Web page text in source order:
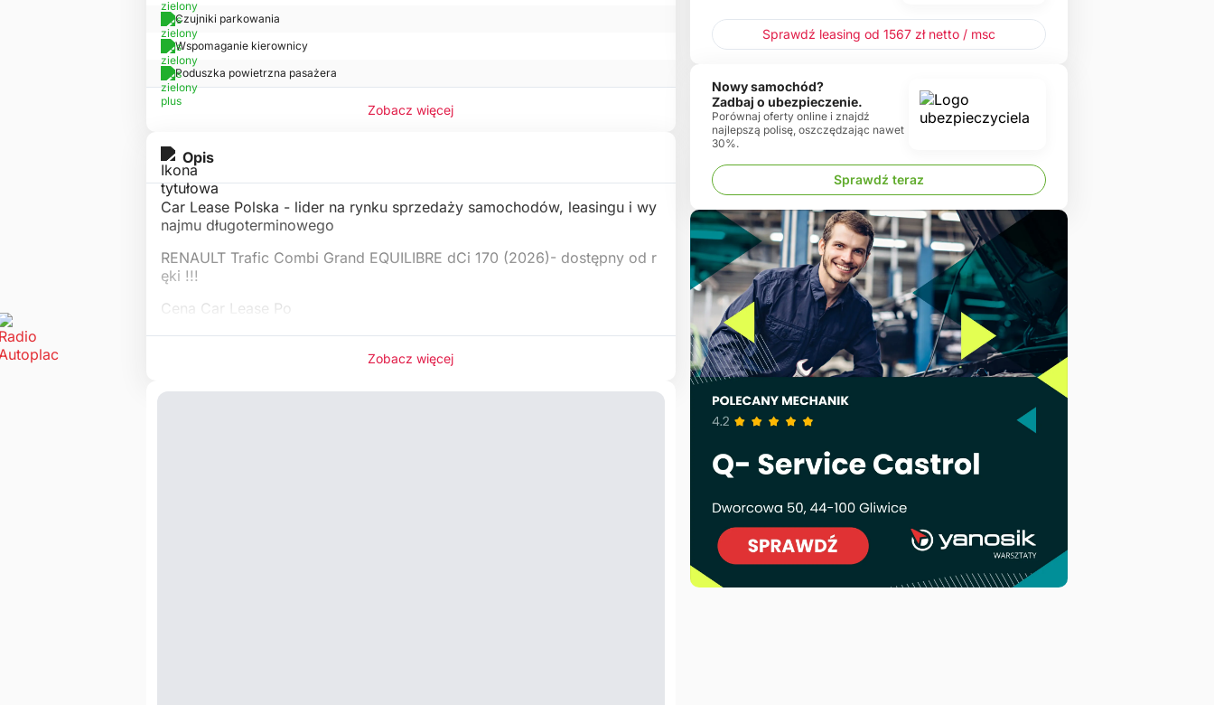
Czujniki parkowania
Wspomaganie kierownicy
Poduszka powietrzna pasażera
Zobacz więcej
Opis
Car Lease Polska - lider na rynku sprzedaży samochodów, leasingu i wy
najmu długoterminowego
RENAULT Trafic Combi Grand EQUILIBRE dCi 170 (2026)- dostępny od r
ęki !!!
Cena Car Lease Po
Zobacz więcej
Sprawdź leasing od 1567 zł netto / msc
Nowy samochód?
Zadbaj o ubezpieczenie.
Porównaj oferty online i znajdź
najlepszą polisę, oszczędzając nawet
30%.
Sprawdź teraz